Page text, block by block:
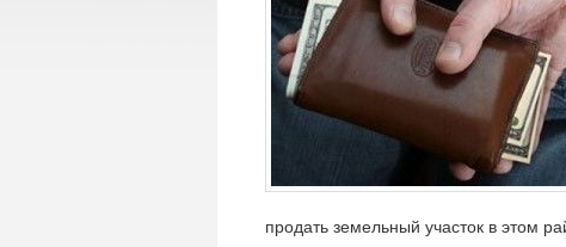
продать земельный участок в этом